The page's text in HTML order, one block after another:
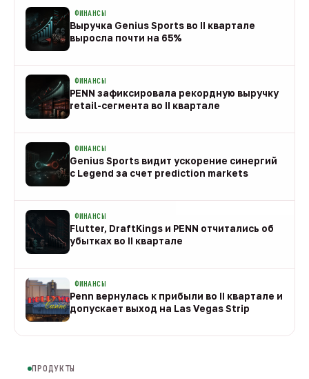
ФИНАНСЫ
Выручка Genius Sports во II квартале
выросла почти на 65%
ФИНАНСЫ
PENN зафиксировала рекордную выручку
retail-сегмента во II квартале
ФИНАНСЫ
Genius Sports видит ускорение синергий
с Legend за счет prediction markets
ФИНАНСЫ
Flutter, DraftKings и PENN отчитались об
убытках во II квартале
ФИНАНСЫ
Penn вернулась к прибыли во II квартале и
допускает выход на Las Vegas Strip
ПРОДУКТЫ